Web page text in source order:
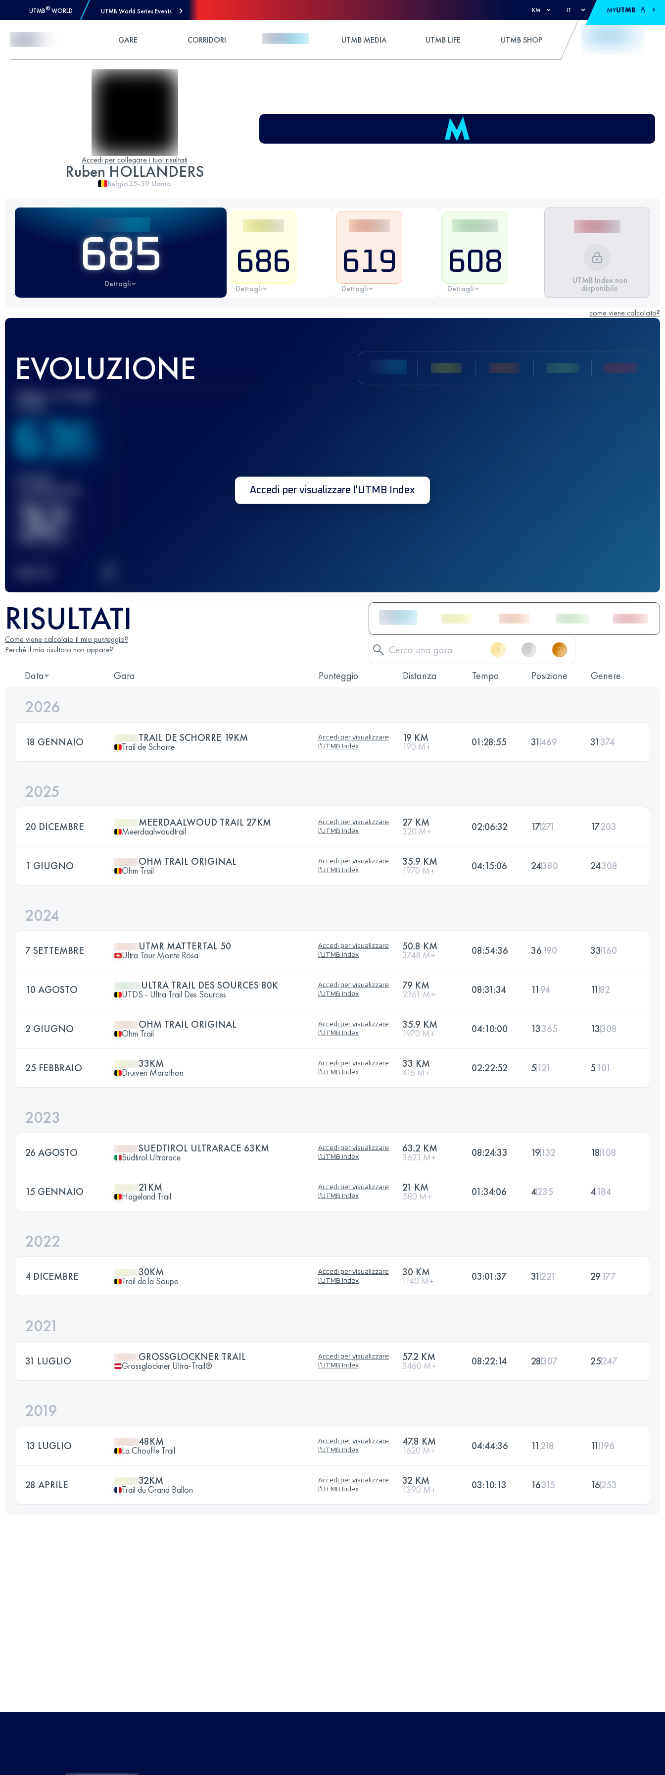
UTMB® WORLD UTMB World Series Events KM IT MYUTMB
GARE CORRIDORI UTMB MEDIA UTMB LIFE UTMB SHOP
Accedi per collegare i tuoi risultati
Ruben HOLLANDERS
Belgio35-39 Uomo
685
Dettagli
686
Dettagli
619
Dettagli
608
Dettagli
UTMB Index non
disponibile
come viene calcolato?
EVOLUZIONE
Miglior punteggio
636
Gara(e)
32
Accedi per visualizzare l'UTMB Index
RISULTATI
Come viene calcolato il mio punteggio?
Perché il mio risultato non appare?
Data Gara Punteggio Distanza Tempo Posizione Genere
2026
18 GENNAIO TRAIL DE SCHORRE 19KM
Trail de Schorre
Accedi per visualizzare
l'UTMB Index
19 KM
190 M+ 01:28:55 31 469 31374
2025
20 DICEMBRE MEERDAALWOUD TRAIL 27KM
Meerdaalwoudtrail
Accedi per visualizzare
l'UTMB Index
27 KM
320 M+ 02:06:32 17271 17203
1 GIUGNO OHM TRAIL ORIGINAL
Ohm Trail
Accedi per visualizzare
l'UTMB Index
35.9 KM
1970 M+ 04:15:06 24380 24308
2024
7 SETTEMBRE UTMR MATTERTAL 50
Ultra Tour Monte Rosa
Accedi per visualizzare
l'UTMB Index
50.8 KM
3748 M+ 08:54:36 36190 33 160
10 AGOSTO ULTRA TRAIL DES SOURCES 80K
UTDS - Ultra Trail Des Sources
Accedi per visualizzare
l'UTMB Index
79 KM
2361 M+ 08:31:34 11 94 11 82
2 GIUGNO OHM TRAIL ORIGINAL
Ohm Trail
Accedi per visualizzare
l'UTMB Index
35.9 KM
1970 M+ 04:10:00 13365 13308
25 FEBBRAIO 33KM
Druiven Marathon
Accedi per visualizzare
l'UTMB Index
33 KM
416 M+ 02:22:52 5121 5101
2023
26 AGOSTO SUEDTIROL ULTRARACE 63KM
Südtirol Ultrarace
Accedi per visualizzare
l'UTMB Index
63.2 KM
3623 M+ 08:24:33 19132 18 108
15 GENNAIO 21KM
Hageland Trail
Accedi per visualizzare
l'UTMB Index
21 KM
580 M+ 01:34:06 4235 4184
2022
4 DICEMBRE 30KM
Trail de la Soupe
Accedi per visualizzare
l'UTMB Index
30 KM
1140 M+ 03:01:37 31 221 29177
2021
31 LUGLIO GROSSGLOCKNER TRAIL
Grossglockner Ultra-Trail®
Accedi per visualizzare
l'UTMB Index
57.2 KM
3460 M+ 08:22:14 28307 25247
2019
13 LUGLIO 48KM
La Chouffe Trail
Accedi per visualizzare
l'UTMB Index
47.8 KM
1620 M+ 04:44:36 11 218 11 196
28 APRILE 32KM
Trail du Grand Ballon
Accedi per visualizzare
l'UTMB Index
32 KM
1390 M+ 03:10:13 16315 16253